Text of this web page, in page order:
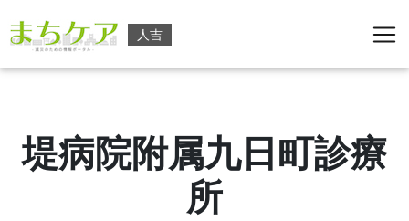
人吉
堤病院附属九日町診療
所